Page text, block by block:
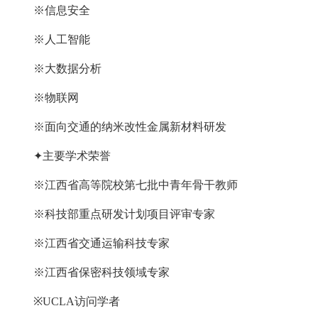
※信息安全
※人工智能
※大数据分析
※物联网
※面向交通的纳米改性金属新材料研发
✦主要学术荣誉
※江西省高等院校第七批中青年骨干教师
※科技部重点研发计划项目评审专家
※江西省交通运输科技专家
※江西省保密科技领域专家
※UCLA访问学者